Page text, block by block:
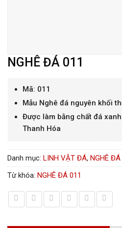
NGHÊ ĐÁ 011
Mã: 011
Mẫu Nghê đá nguyên khối
Được làm bằng chất đá
Thanh Hóa
Danh mục: LINH VẬT ĐÁ, NGHÊ ĐÁ
Từ khóa: NGHÊ ĐÁ 011